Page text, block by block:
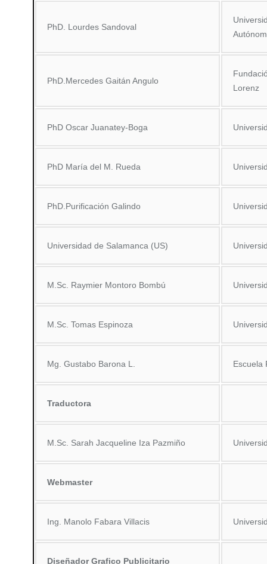
PhD. Lourdes Sandoval
PhD.Mercedes Gaitán Angulo
Lorenz
PhD Oscar Juanatey-Boga
PhD María del M. Rueda
PhD.Purificación Galindo
Universidad de Salamanca (US)
M.Sc. Raymier Montoro Bombú
M.Sc. Tomas Espinoza
Mg. Gustabo Barona L. Escuela
Traductora
M.Sc. Sarah Jacqueline Iza Pazmiño
Webmaster
Ing. Manolo Fabara Villacis
Diseñador Grafico Publicitario